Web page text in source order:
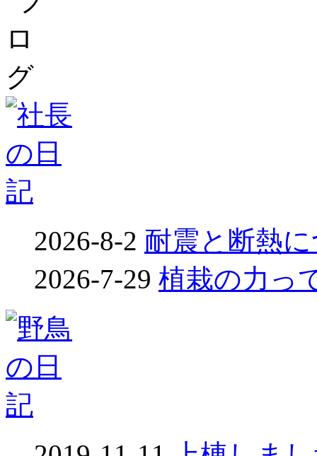
2026-8-2 耐震と断熱
2026-7-29 植栽の力っ